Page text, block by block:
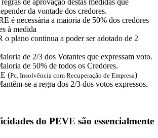
de aprovação destas medidas que
da vontade dos credores.
é necessária a maioria de 50% dos credores
à medida
o plano continua a poder ser adotado de 2
de 2/3 dos Votantes que expressam voto.
de 50% de todos os Credores.
(Pc. Insolvência com Recuperação de Empresa)
se a regra dos 2/3 dos votos expressos.
do PEVE são essencialmente